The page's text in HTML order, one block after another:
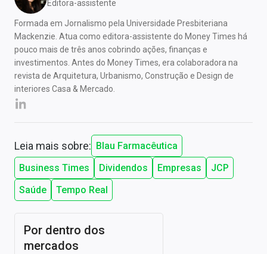
Editora-assistente
Formada em Jornalismo pela Universidade Presbiteriana
Mackenzie. Atua como editora-assistente do Money Times há
pouco mais de três anos cobrindo ações, finanças e
investimentos. Antes do Money Times, era colaboradora na
revista de Arquitetura, Urbanismo, Construção e Design de
interiores Casa & Mercado.
Leia mais sobre: Blau Farmacêutica
Business Times
Dividendos Empresas
JCP
Saúde
Tempo Real
Por dentro dos
mercados